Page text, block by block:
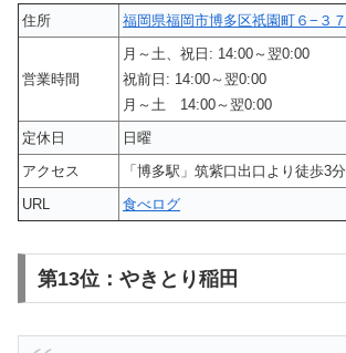
住所 福岡県福岡市博多区祇園町６−３７
営業時間
月～土、祝日: 14:00～翌0:00
祝前日: 14:00～翌0:00
月～土 14:00～翌0:00
定休日
日曜
アクセス
「博多駅」筑紫口出口より徒歩3分
URL
食べログ
第13位：やきとり稲田